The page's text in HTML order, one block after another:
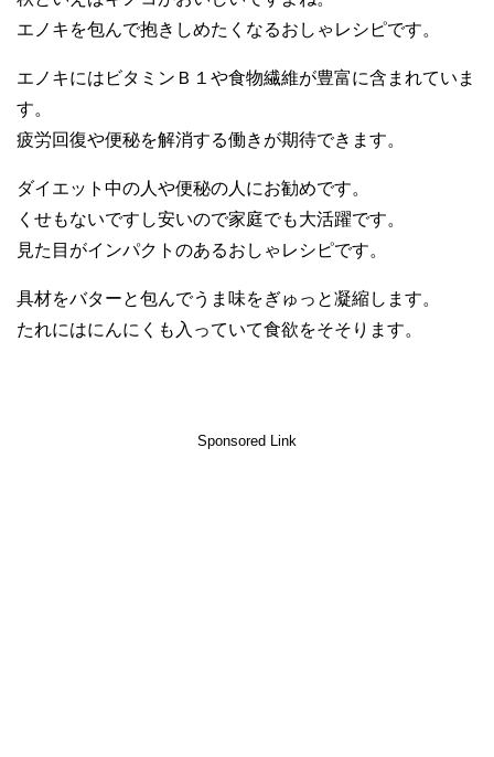
エノキを包んで抱きしめたくなるおしゃレシピです。
エノキにはビタミンＢ１や食物繊維が豊富に含まれていま
す。
疲労回復や便秘を解消する働きが期待できます。
ダイエット中の人や便秘の人にお勧めです。
くせもないですし安いので家庭でも大活躍です。
見た目がインパクトのあるおしゃレシピです。
具材をバターと包んでうま味をぎゅっと凝縮します。
たれにはにんにくも入っていて食欲をそそります。
Sponsored Link